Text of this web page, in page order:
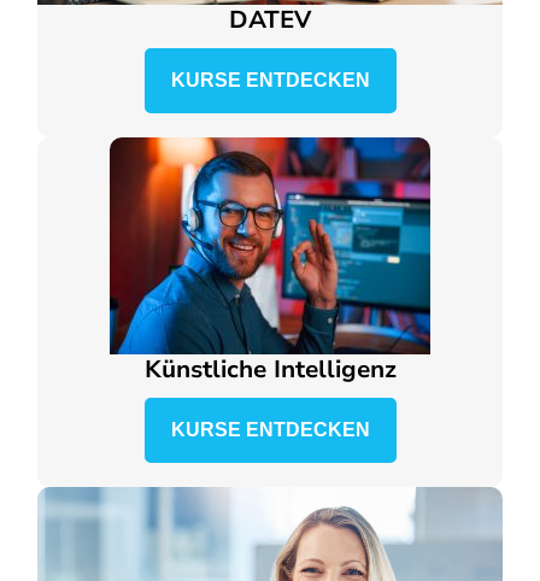
DATEV
KURSE ENTDECKEN
Künstliche Intelligenz
KURSE ENTDECKEN